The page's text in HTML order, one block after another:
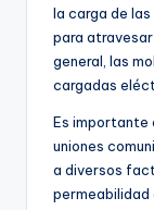
la carga de
para
general, las
cargadas
Es importante
uniones
a diversos
permeabilidad